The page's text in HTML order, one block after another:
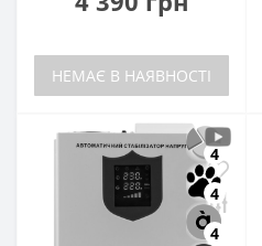
НЕМАЄ В НАЯВНОСТІ
4
4
4